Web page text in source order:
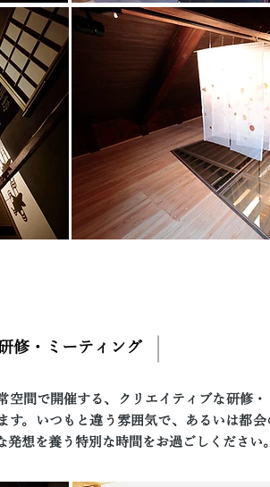
修・ミーティング
空間で開催する、クリエイティブな研修・
す。いつもと違う雰囲気で、あるいは都会
発想を養う特別な時間をお過ごしください